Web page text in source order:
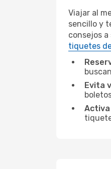
Viajar al
sencillo y
consejos
tiquetes
Evita
Activa